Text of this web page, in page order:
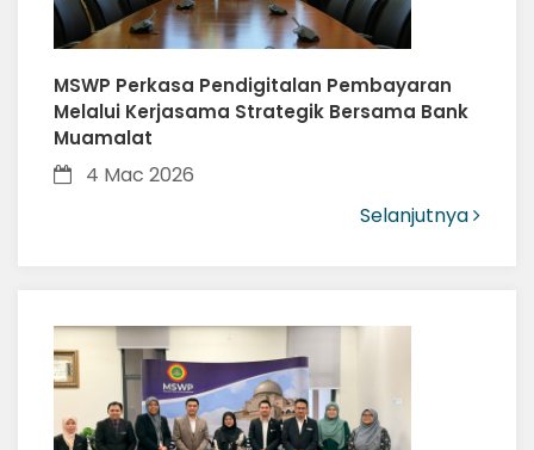
MSWP Perkasa Pendigitalan Pembayaran
Melalui Kerjasama Strategik Bersama Bank
Muamalat
4 Mac 2026
Selanjutnya